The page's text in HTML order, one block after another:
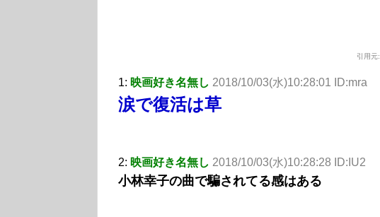
引用元:
1: 映画好き名無し 2018/10/03(水)10:28:01 ID:mra
涙で復活は草
2: 映画好き名無し 2018/10/03(水)10:28:28 ID:IU2
小林幸子の曲で騙されてる感はある